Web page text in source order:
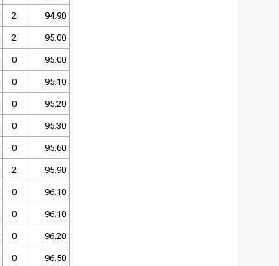
2 94.90
2 95.00
0 95.00
0 95.10
0 95.20
0 95.30
0 95.60
2 95.90
0 96.10
0 96.10
0 96.20
0 96.50